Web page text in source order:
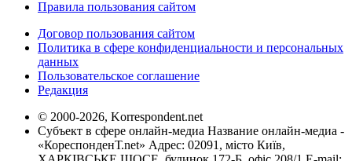
Правила пользования сайтом
Договор пользования сайтом
Политика в сфере конфиденциальности и персональных
данных
Пользовательское соглашение
Редакция
© 2000-2026, Korrespondent.net
Субъект в сфере онлайн-медиа Название онлайн-медиа -
«КореспонденТ.net» Адрес: 02091, місто Київ,